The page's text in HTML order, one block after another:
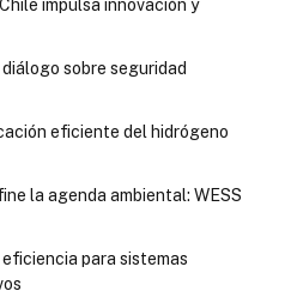
impulsa innovación y
sobre seguridad
eficiente del hidrógeno
la agenda ambiental: WESS
para sistemas